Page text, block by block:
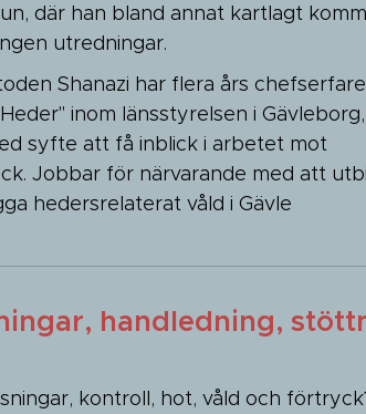
där han bland annat kartlagt
utredningar.
Shanazi har flera års
inom länsstyrelsen i
syfte att få inblick i arbetet mot
Jobbar för närvarande med att
hedersrelaterat våld i Gävle
handledning,
kontroll, hot, våld och